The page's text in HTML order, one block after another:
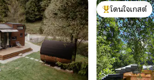
โดนใจเกสต์ที่สุด
โดนใจเกสต์